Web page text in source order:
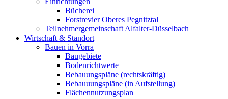
Bücherei
Forstrevier Oberes Pegnitztal
Teilnehmergemeinschaft Alfalter-Düsselbach
Wirtschaft & Standort
Bauen in Vorra
Baugebiete
Bodenrichtwerte
Bebauungspläne (rechtskräftig)
Bebauuungspläne (in Aufstellung)
Flächennutzungsplan